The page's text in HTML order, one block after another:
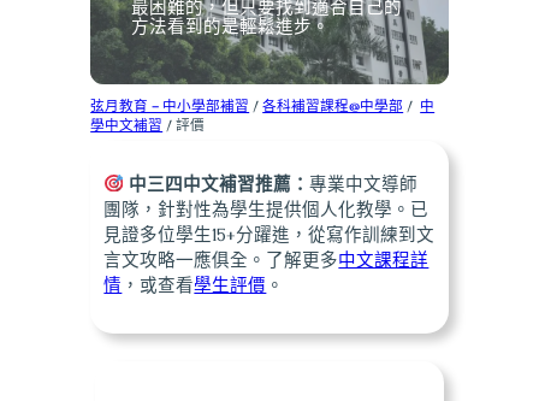
最困難的，但只要找到適合自己的
方法看到的是輕鬆進步。
弦月教育 – 中小學部補習 /各科補習課程@中學部 / 中
學中文補習 / 評價
中三四中文補習推薦： 專業中文導師
團隊，針對性為學生提供個人化教學。已
見證多位學生15+分躍進，從寫作訓練到文
言文攻略一應俱全。了解更多中文課程詳
情 ，或查看學生評價 。